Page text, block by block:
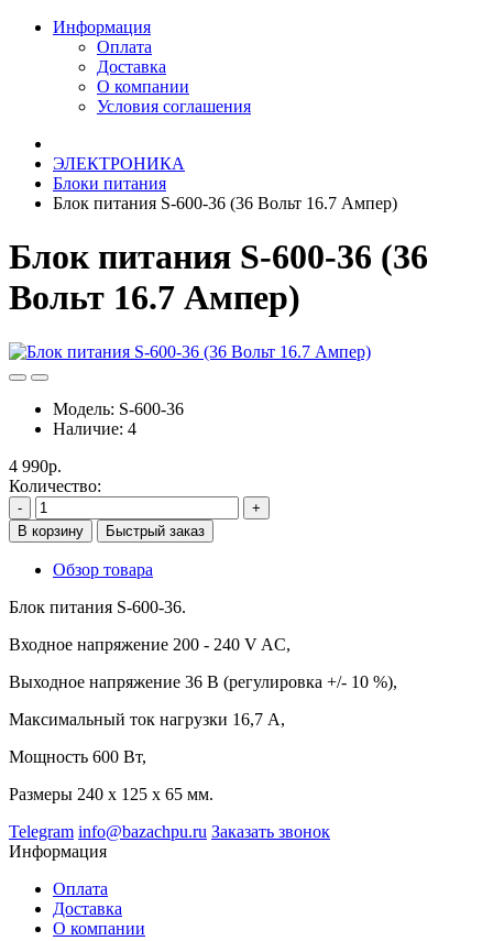
Информация
Оплата
Доставка
О компании
Условия соглашения
ЭЛЕКТРОНИКА
Блоки питания
Блок питания S-600-36 (36 Вольт 16.7 Ампер)
Блок питания S-600-36 (36
Вольт 16.7 Ампер)
Модель: S-600-36
Наличие: 4
4 990р.
Количество:
-
+
В корзину
Быстрый заказ
Обзор товара
Блок питания S-600-36.
Входное напряжение 200 - 240 V AC,
Выходное напряжение 36 В (регулировка +/- 10 %),
Максимальный ток нагрузки 16,7 А,
Мощность 600 Вт,
Размеры 240 х 125 х 65 мм.
Telegram info@bazachpu.ru Заказать звонок
Информация
Оплата
Доставка
О компании